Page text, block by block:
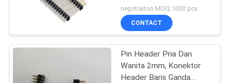
Baris Ganda 500V
negotiaiton MOQ:1000 pcs
CONTACT
Pin Header Pria Dan
Wanita 2mm, Konektor
Header Baris Ganda